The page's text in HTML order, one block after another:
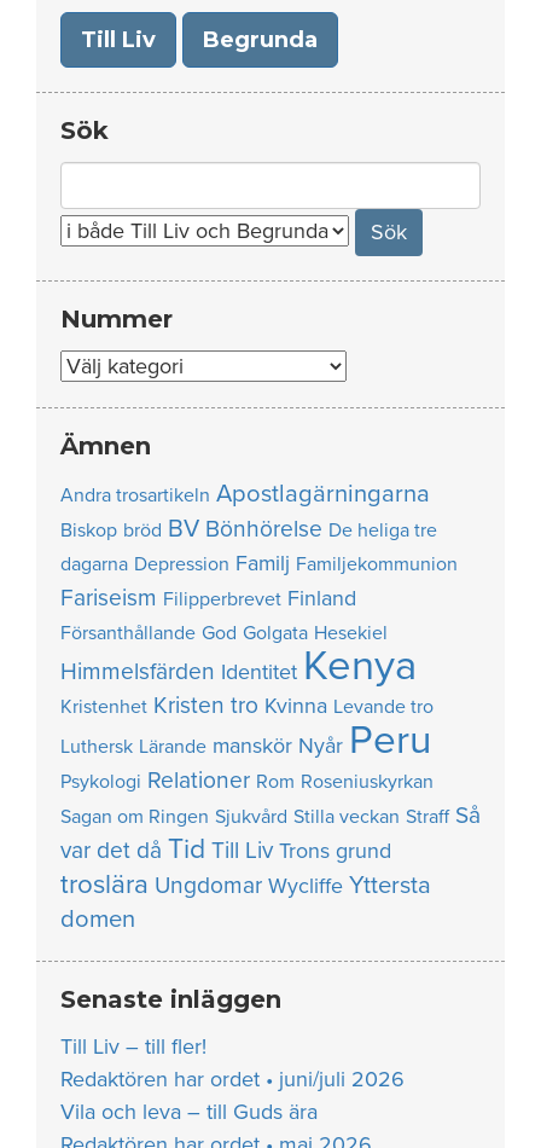
Till Liv Begrunda
Sök
for:
Nummer
Nummer
Ämnen
Andra trosartikeln Apostlagärningarna
Biskop bröd BV Bönhörelse De heliga tre
dagarna Depression Familj Familjekommunion
Fariseism Filipperbrevet Finland
Försanthållande God Golgata Hesekiel
Himmelsfärden Identitet Kenya
Kristenhet Kristen tro Kvinna Levande tro
Luthersk Lärande manskör Nyår Peru
Psykologi Relationer Rom Roseniuskyrkan
Sagan om Ringen Sjukvård Stilla veckan Straff Så
var det då Tid Till Liv Trons grund
troslära Ungdomar Wycliffe Yttersta
domen
Senaste inläggen
Till Liv – till fler!
Redaktören har ordet • juni/juli 2026
Vila och leva – till Guds ära